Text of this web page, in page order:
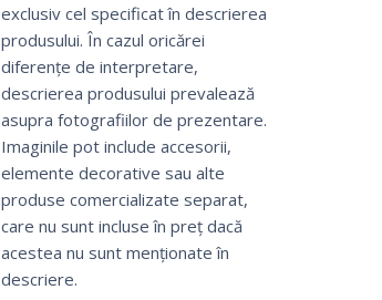
exclusiv cel specificat în descrierea
produsului. În cazul oricărei
diferențe de interpretare,
descrierea produsului prevalează
asupra fotografiilor de prezentare.
Imaginile pot include accesorii,
elemente decorative sau alte
produse comercializate separat,
care nu sunt incluse în preț dacă
acestea nu sunt menționate în
descriere.